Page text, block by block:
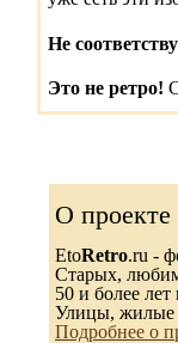
Не
Это не ретро!
О проекте
EtoRetro.ru -
Старых,
50 и более лет
Улицы, жилые
Подробнее о